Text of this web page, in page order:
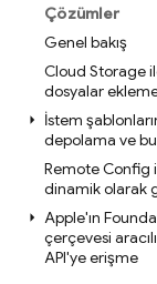
Çözümler
Genel bakış
Cloud Storage
dosyalar
İstem
depolama ve
Remote Config
dinamik olarak
Apple'ın
çerçevesi
API'ye erişme